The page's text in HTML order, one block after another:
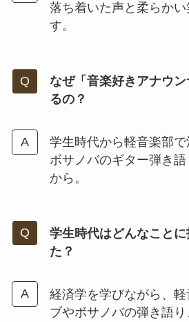
落ち着いた声と柔らか
す。
なぜ「音楽好きアナウ
るの？
学生時代から軽音楽部
ボサノバのギター弾き
から。
学生時代はどんなこと
た？
経済学を学びながら、
ブやボサノバの弾き語